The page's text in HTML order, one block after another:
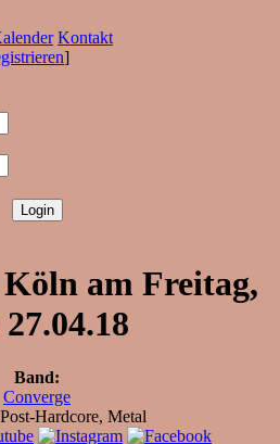
Kontakt
]
am Freitag,
Band:
Converge
Hardcore, Metal